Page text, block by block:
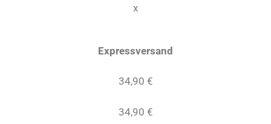
x
Expressversand
34,90 €
34,90 €